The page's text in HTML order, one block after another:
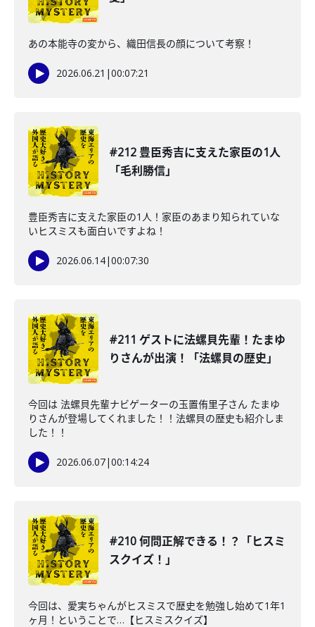
あの本能寺の変から、織田信長の顔について考察！
2026.06.21 |00:07:21
#212 豊臣秀吉に支えた家臣の1人
「毛利勝信」
豊臣秀吉に支えた家臣の1人！家臣のあまり知られていな
いヒスミスも面白いですよね！
2026.06.14|00:07:30
#211 ゲストに法螺貝先輩！たまゆ
りさんが出演！「法螺貝の歴史」
今回は 法螺貝先輩ナビゲーターの玉置侑里子さん たまゆ
りさんが登場してくれました！！法螺貝の歴史も紹介しま
した！！
2026.06.07|00:14:24
#210 何問正解できる！？「ヒスミ
スクイズ！」
今回は、愛実ちゃんがヒスミスで歴史を勉強し始めて1年1
ヶ月！ということで…【ヒスミスクイズ】